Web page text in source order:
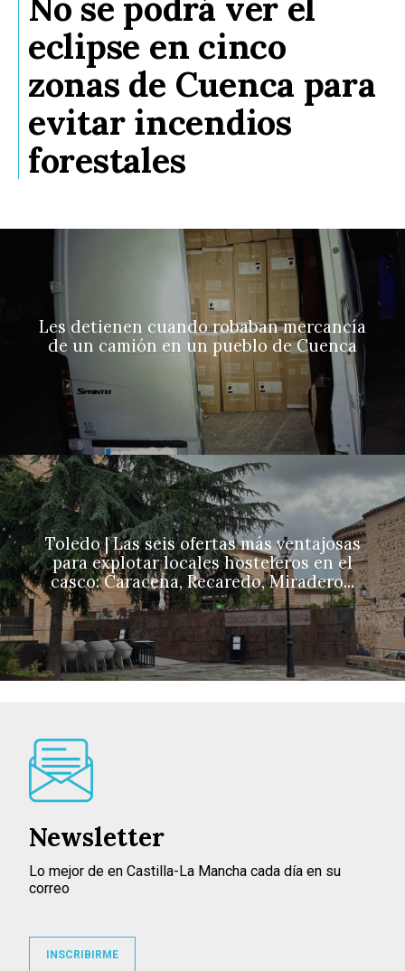
eclipse en cinco
zonas de Cuenca para
evitar incendios
forestales
Les detienen cuando robaban mercancía
de un camión en un pueblo de Cuenca
Toledo | Las seis ofertas más ventajosas
para explotar locales hosteleros en el
casco: Caracena, Recaredo, Miradero...
Newsletter
Lo mejor de en Castilla-La Mancha cada día en su
correo
INSCRIBIRME